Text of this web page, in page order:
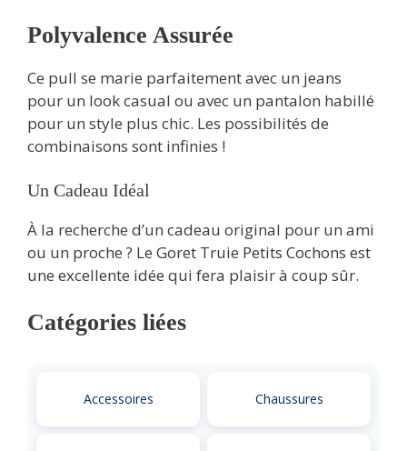
Polyvalence Assurée
Ce pull se marie parfaitement avec un jeans
pour un look casual ou avec un pantalon habillé
pour un style plus chic. Les possibilités de
combinaisons sont infinies !
Un Cadeau Idéal
À la recherche d’un cadeau original pour un ami
ou un proche ? Le Goret Truie Petits Cochons est
une excellente idée qui fera plaisir à coup sûr.
Catégories liées
Accessoires Chaussures